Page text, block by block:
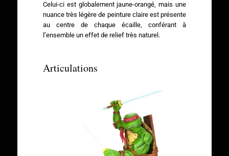
Celui-ci est globalement jaune-orangé, mais une
nuance très légère de peinture claire est présente
au centre de chaque écaille, conférant à
l’ensemble un effet de relief très naturel.
Articulations